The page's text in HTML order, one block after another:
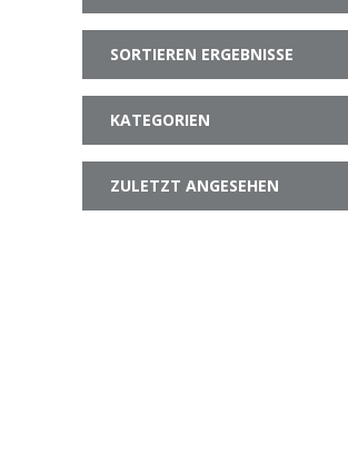
SORTIEREN ERGEBNISSE
KATEGORIEN
ZULETZT ANGESEHEN